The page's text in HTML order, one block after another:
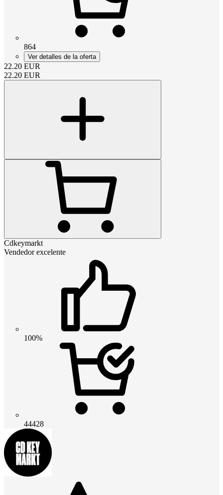
864
Ver detalles de la oferta
22.20 EUR
22.20 EUR
Cdkeymarkt
Vendedor excelente
100%
44428